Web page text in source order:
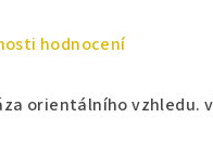
hodnocení
orientálního vzhledu.